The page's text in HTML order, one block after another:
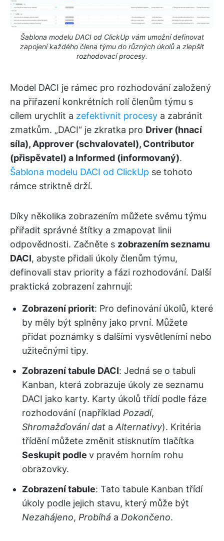
Šablona modelu DACI od ClickUp vám umožní definovat
zapojení každého člena týmu do různých úkolů a zlepšit
rozhodovací procesy.
Model DACI je rámec pro rozhodování založený
na přiřazení konkrétních rolí členům týmu s
cílem urychlit a zefektivnit procesy a zabránit
zmatkům. „DACI“ je zkratka pro Driver (hnací
síla), Approver (schvalovatel), Contributor
(přispěvatel) a Informed (informovaný).
Šablona modelu DACI od ClickUp se tohoto
rámce striktně drží.
Díky několika zobrazením můžete svému týmu
přiřadit správné štítky a zmapovat linii
odpovědnosti. Začněte s zobrazením seznamu
DACI, abyste přidali úkoly členům týmu,
definovali stav priority a fázi rozhodování. Další
praktická zobrazení zahrnují:
Zobrazení priorit: Pro definování úkolů, které
by měly být splněny jako první. Můžete
přidat poznámky s dalšími vysvětleními nebo
užitečnými tipy.
Zobrazení tabule DACI: Jedná se o tabuli
Kanban, která zobrazuje úkoly ze seznamu
DACI jako karty. Karty úkolů třídí podle fáze
rozhodování (například Pozadí,
Shromažďování dat a Alternativy). Kritéria
třídění můžete změnit stisknutím tlačítka
Seskupit podle v pravém horním rohu
obrazovky.
Zobrazení tabule: Tato tabule Kanban třídí
úkoly podle jejich stavu, který může být
Nezahájeno, Probíhá a Dokončeno.